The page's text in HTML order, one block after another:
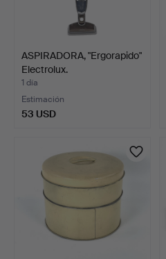
ASPIRADORA, "Ergorapido"
Electrolux.
1 día
Estimación
53 USD